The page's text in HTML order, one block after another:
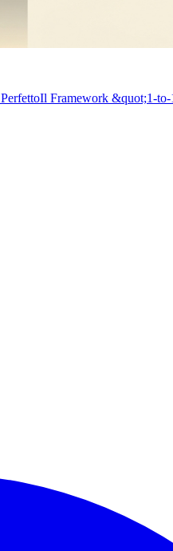
Il Framework &quot;1-